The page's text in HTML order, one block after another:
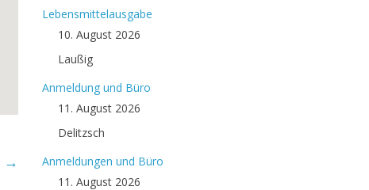
→
Lebensmittelausgabe
10. August 2026
Laußig
Anmeldung und Büro
11. August 2026
Delitzsch
Anmeldungen und Büro
11. August 2026